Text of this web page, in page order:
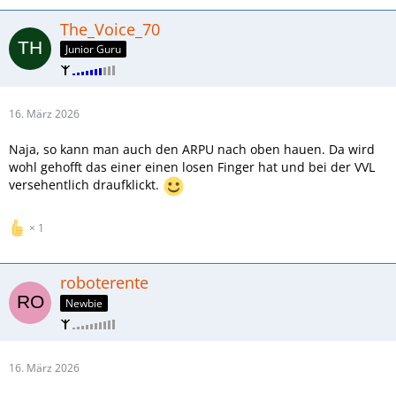
The_Voice_70
Junior Guru
16. März 2026
Naja, so kann man auch den ARPU nach oben hauen. Da wird
wohl gehofft das einer einen losen Finger hat und bei der VVL
versehentlich draufklickt.
1
roboterente
Newbie
16. März 2026